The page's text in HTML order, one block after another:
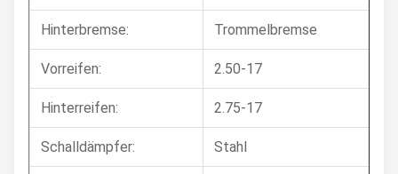
Hinterbremse: Trommelbremse
Vorreifen: 2.50-17
Hinterreifen: 2.75-17
Schalldämpfer: Stahl